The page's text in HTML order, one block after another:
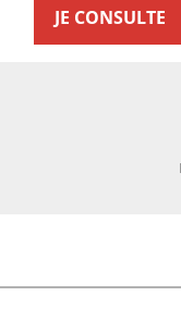
JE CONSULTE